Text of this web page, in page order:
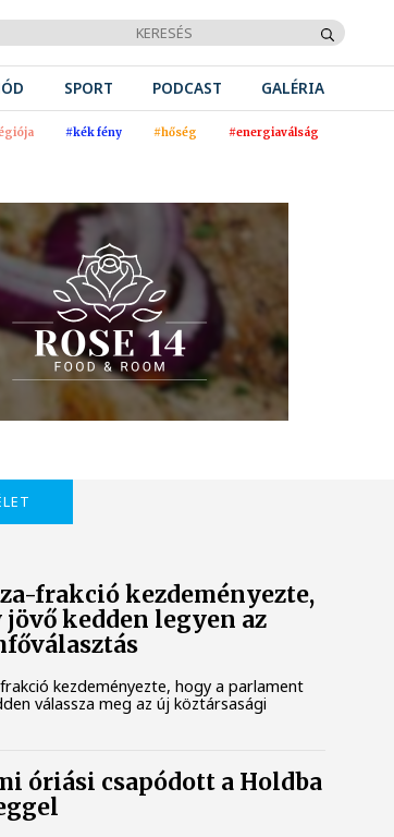
SPORT PODCAST GALÉRIA
#kék fény #hőség #energiaválság
frakció kezdeményezte,
kedden legyen az
kezdeményezte, hogy a parlament
válassza meg az új köztársasági
óriási csapódott a Holdba